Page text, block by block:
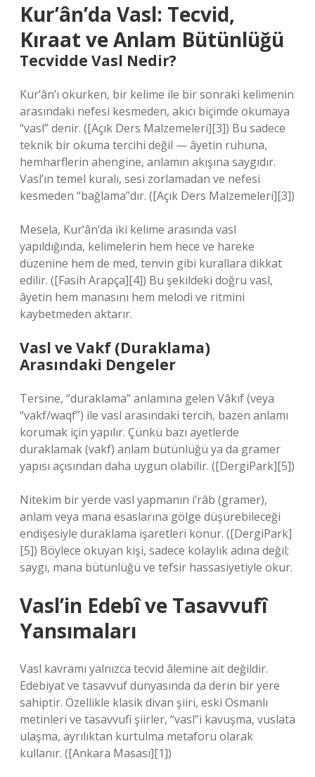
Kur’ân’da Vasl: Tecvid,
Kıraat ve Anlam Bütünlüğü
Tecvidde Vasl Nedir?
Kur’ân’ı okurken, bir kelime ile bir sonraki kelimenin
arasındaki nefesi kesmeden, akıcı biçimde okumaya
“vasl” denir. ([Açık Ders Malzemeleri][3]) Bu sadece
teknik bir okuma tercihi değil — âyetin ruhuna,
hemharflerin ahengine, anlamın akışına saygıdır.
Vasl’ın temel kuralı, sesi zorlamadan ve nefesi
kesmeden “bağlama”dır. ([Açık Ders Malzemeleri][3])
Mesela, Kur’ân’da iki kelime arasında vasl
yapıldığında, kelimelerin hem hece ve hareke
düzenine hem de med, tenvin gibi kurallara dikkat
edilir. ([Fasih Arapça][4]) Bu şekildeki doğru vasl,
âyetin hem manasını hem melodi ve ritmini
kaybetmeden aktarır.
Vasl ve Vakf (Duraklama)
Arasındaki Dengeler
Tersine, “duraklama” anlamına gelen Vâkıf (veya
“vakf/waqf”) ile vasl arasındaki tercih, bazen anlamı
korumak için yapılır. Çünkü bazı ayetlerde
duraklamak (vakf) anlam bütünlüğü ya da gramer
yapısı açısından daha uygun olabilir. ([DergiPark][5])
Nitekim bir yerde vasl yapmanın i’râb (gramer),
anlam veya mana esaslarına gölge düşürebileceği
endişesiyle duraklama işaretleri konur. ([DergiPark]
[5]) Böylece okuyan kişi, sadece kolaylık adına değil;
saygı, mana bütünlüğü ve tefsir hassasiyetiyle okur.
Vasl’in Edebî ve Tasavvufî
Yansımaları
Vasl kavramı yalnızca tecvid âlemine ait değildir.
Edebiyat ve tasavvuf dünyasında da derin bir yere
sahiptir. Özellikle klasik divan şiiri, eski Osmanlı
metinleri ve tasavvufi şiirler, “vasl”i kavuşma, vuslata
ulaşma, ayrılıktan kurtulma metaforu olarak
kullanır. ([Ankara Masası][1])